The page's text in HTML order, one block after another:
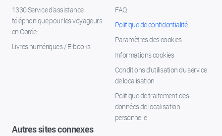
1330 Service d'assistance
téléphonique pour les voyageurs
en Corée
Livres numériques / E-books
FAQ
Politique de confidentialité
Paramètres des cookies
Informations cookies
Conditions d’utilisation du service
de localisation
Politique de traitement des
données de localisation
personnelle
Autres sites connexes